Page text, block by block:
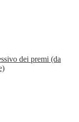
dei premi (da